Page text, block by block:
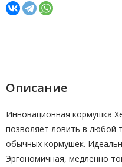
Описание
Инновационная кормушка
позволяет ловить в любой
обычных кормушек.
Эргономичная, медленно